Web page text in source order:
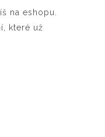
na eshopu.
které už